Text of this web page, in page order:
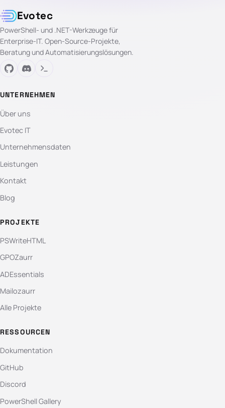
Evotec
PowerShell- und .NET-Werkzeuge für
Enterprise-IT. Open-Source-Projekte,
Beratung und Automatisierungslösungen.
UNTERNEHMEN
Über uns
Evotec IT
Unternehmensdaten
Leistungen
Kontakt
Blog
PROJEKTE
PSWriteHTML
GPOZaurr
ADEssentials
Mailozaurr
Alle Projekte
RESSOURCEN
Dokumentation
GitHub
Discord
PowerShell Gallery